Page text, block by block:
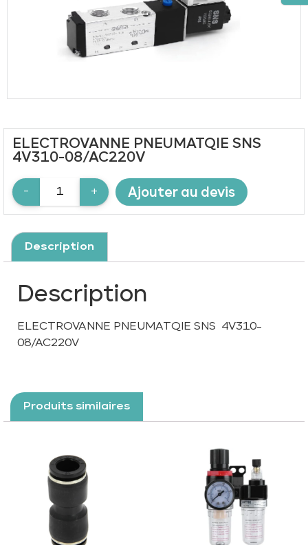
ELECTROVANNE PNEUMATQIE SNS
4V310-08/AC220V
Ajouter au devis
Description
Description
ELECTROVANNE PNEUMATQIE SNS 4V310-
08/AC220V
Produits similaires